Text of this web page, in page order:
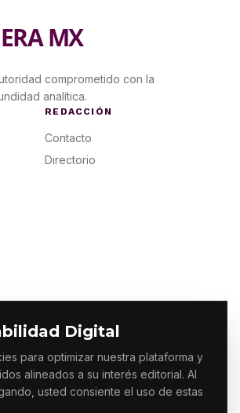
Digital
para optimizar nuestra plataforma y
alineados a su interés editorial. Al
usted consiente el uso de estas
MX
comprometido con la
analítica.
REDACCIÓN
Contacto
Directorio
MX. ALGUNOS DERECHOS
MAKING.MX